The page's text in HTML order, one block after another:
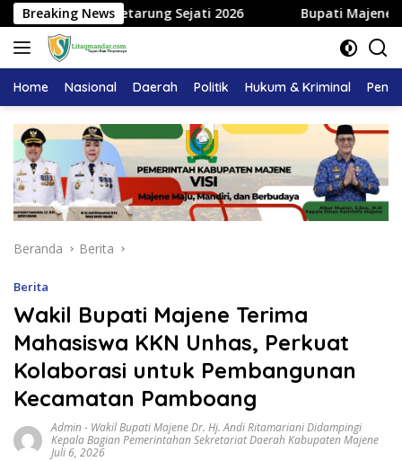
Langsung
ke
konten
Breaking News
Petarung Sejati 2026 Bupati Majene Hadiri
Home Nasional Daerah Politik Hukum & Kriminal
Beranda Berita
Berita
Wakil Bupati Majene Terima
Mahasiswa KKN Unhas, Perkuat
Kolaborasi untuk Pembangunan
Kecamatan Pamboang
Admin- Wakil Bupati Majene Dr. Hj. Andi Ritamariani Didampingi
Kepala Bagian Pemerintahan Sekretariat Daerah Kabupaten Majene
Juli 6, 2026